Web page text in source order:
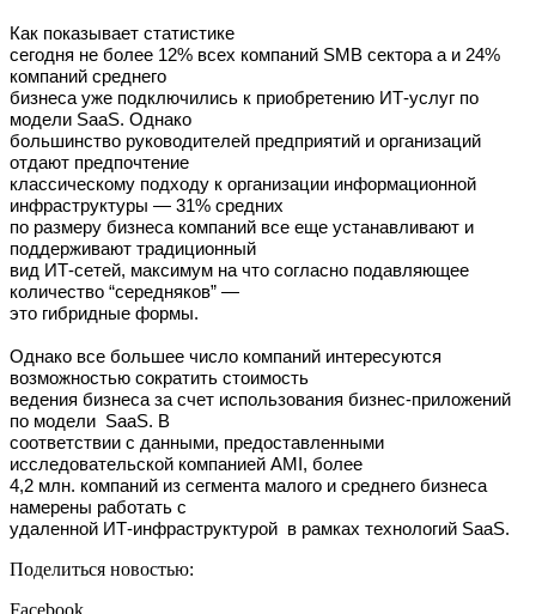
Как показывает статистике
сегодня не более 12% всех компаний SMB сектора а и 24%
компаний среднего
бизнеса уже подключились к приобретению ИТ-услуг по
модели SaaS. Однако
большинство руководителей предприятий и организаций
отдают предпочтение
классическому подходу к организации информационной
инфраструктуры — 31% средних
по размеру бизнеса компаний все еще устанавливают и
поддерживают традиционный
вид ИТ-сетей, максимум на что согласно подавляющее
количество “середняков” —
это гибридные формы.
Однако все большее число компаний интересуются
возможностью сократить стоимость
ведения бизнеса за счет использования бизнес-приложений
по модели SaaS. В
соответствии с данными, предоставленными
исследовательской компанией AMI, более
4,2 млн. компаний из сегмента малого и среднего бизнеса
намерены работать с
удаленной ИТ-инфраструктурой в рамках технологий SaaS.
Поделиться новостью: